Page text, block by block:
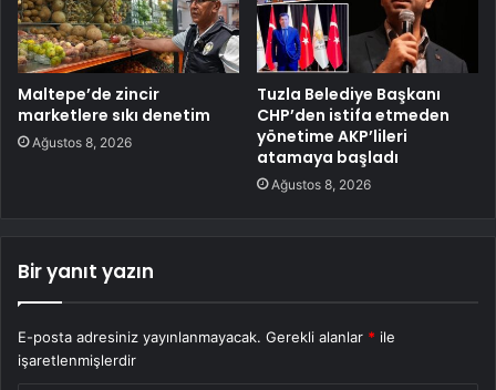
Maltepe’de zincir
marketlere sıkı denetim
Ağustos 8, 2026
Tuzla Belediye Başkanı
CHP’den istifa etmeden
yönetime AKP’lileri
atamaya başladı
Ağustos 8, 2026
Bir yanıt yazın
E-posta adresiniz yayınlanmayacak. Gerekli alanlar * ile
işaretlenmişlerdir